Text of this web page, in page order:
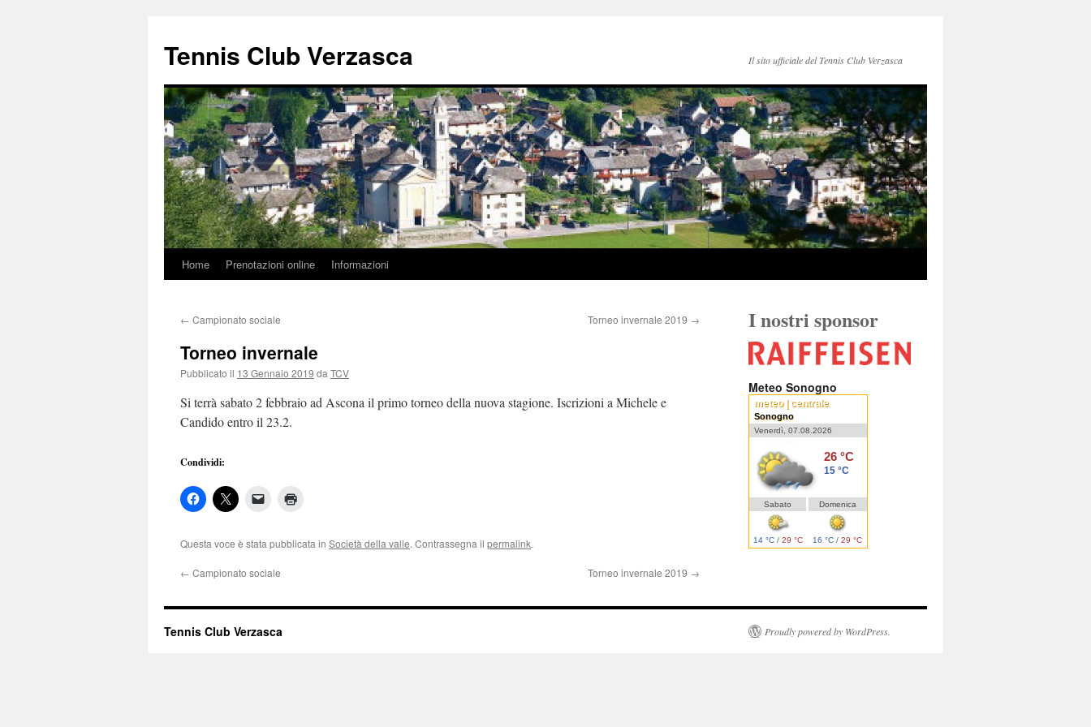
Tennis Club Verzasca Il sito ufficiale del Tennis Club Verzasca
Vai
contenuto
Home Prenotazioni online Informazioni
← Campionato sociale Torneo invernale 2019 →
Torneo invernale
Pubblicato il 13 Gennaio 2019 da TCV
Si terrà sabato 2 febbraio ad Ascona il primo torneo della nuova stagione. Iscrizioni a Michele e
Candido entro il 23.2.
Condividi:
Questa voce è stata pubblicata in Società della valle. Contrassegna il permalink.
← Campionato sociale Torneo invernale 2019 →
I nostri sponsor
Meteo Sonogno
meteo | centrale
Sonogno
Venerdì, 07.08.2026
26 °C
15 °C
Sabato Domenica
14 °C / 29 °C 16 °C / 29 °C
Tennis Club Verzasca Proudly powered by WordPress.